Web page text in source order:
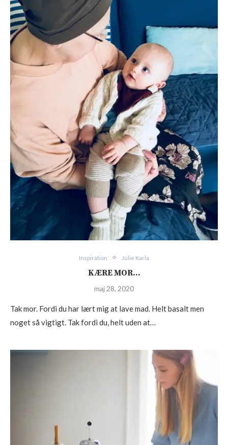
Inspiration Julie Karla
KÆRE MOR…
maj 28, 2020
Tak mor. Fordi du har lært mig at lave mad. Helt basalt men
noget så vigtigt. Tak fordi du, helt uden at…